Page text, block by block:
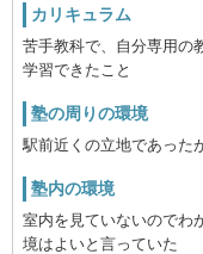
カリキュラム
苦手教科で、自分専用の
学習できたこと
塾の周りの環境
駅前近くの立地であった
塾内の環境
室内を見ていないのでわ
境はよいと言っていた